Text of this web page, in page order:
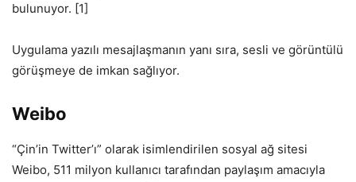
bulunuyor. [1]
Uygulama yazılı mesajlaşmanın yanı sıra, sesli ve görüntülü
görüşmeye de imkan sağlıyor.
Weibo
“Çin’in Twitter’ı” olarak isimlendirilen sosyal ağ sitesi
Weibo, 511 milyon kullanıcı tarafından paylaşım amacıyla